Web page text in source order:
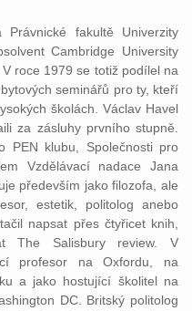
fakultě Univerzity
Cambridge University
roce 1979 se totiž podílel na
seminářů pro ty, kteří
školách. Václav Havel
za zásluhy prvního stupně.
PEN klubu, Společnosti pro
Vzdělávací nadace Jana
především jako filozofa, ale
estetik, politolog anebo
napsat přes čtyřicet knih,
The Salisbury review. V
profesor na Oxfordu, na
a jako hostující školitel na
DC. Britský politolog